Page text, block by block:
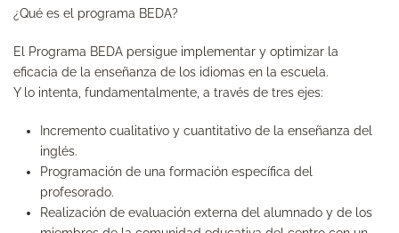
¿Qué es el programa BEDA?
El Programa BEDA persigue implementar y optimizar la
eficacia de la enseñanza de los idiomas en la escuela.
Y lo intenta, fundamentalmente, a través de tres ejes:
Incremento cualitativo y cuantitativo de la enseñanza del
inglés.
Programación de una formación específica del
profesorado.
Realización de evaluación externa del alumnado y de los